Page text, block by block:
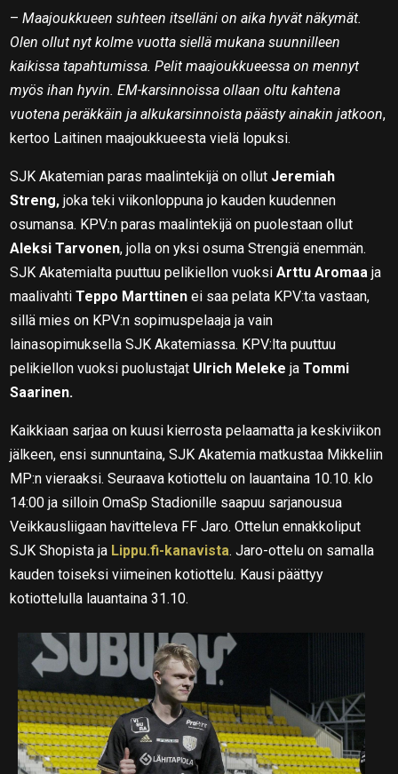
–Maajoukkueen suhteen itselläni on aika hyvät näkymät.
Olen ollut nyt kolme vuotta siellä mukana suunnilleen
kaikissa tapahtumissa. Pelit maajoukkueessa on mennyt
myös ihan hyvin. EM-karsinnoissa ollaan oltu kahtena
vuotena peräkkäin ja alkukarsinnoista päästy ainakin jatkoon,
kertoo Laitinen maajoukkueesta vielä lopuksi.
SJK Akatemian paras maalintekijä on ollut Jeremiah
Streng, joka teki viikonloppuna jo kauden kuudennen
osumansa. KPV:n paras maalintekijä on puolestaan ollut
Aleksi Tarvonen, jolla on yksi osuma Strengiä enemmän.
SJK Akatemialta puuttuu pelikiellon vuoksiArttu Aromaa ja
maalivahtiTeppo Marttinen ei saa pelata KPV:ta vastaan,
sillä mies on KPV:n sopimuspelaaja ja vain
lainasopimuksella SJK Akatemiassa. KPV:lta puuttuu
pelikiellon vuoksi puolustajat Ulrich Meleke jaTommi
Saarinen.
Kaikkiaan sarjaa on kuusi kierrosta pelaamatta ja keskiviikon
jälkeen, ensi sunnuntaina, SJK Akatemia matkustaa Mikkeliin
MP:n vieraaksi. Seuraava kotiottelu on lauantaina 10.10. klo
14:00 ja silloin OmaSp Stadionille saapuu sarjanousua
Veikkausliigaan havitteleva FF Jaro. Ottelun ennakkoliput
SJK Shopista ja Lippu.fi-kanavista. Jaro-ottelu on samalla
kauden toiseksi viimeinen kotiottelu. Kausi päättyy
kotiottelulla lauantaina 31.10.